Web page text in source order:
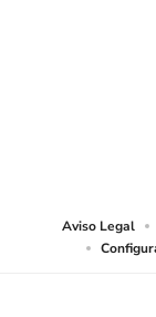
Aviso Legal